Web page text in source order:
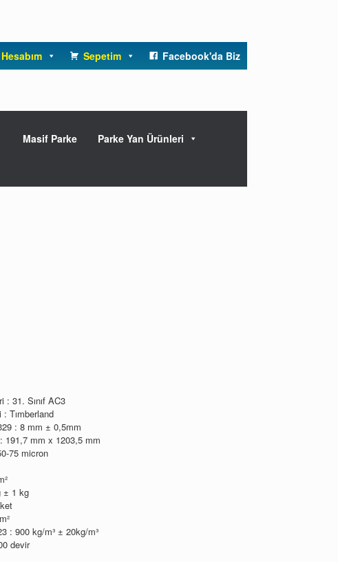
Hesabım Sepetim Facebook'da Biz
Masif Parke
Parke Yan Ürünleri
: 31. Sınıf AC3
Tımberland
: 8 mm ± 0,5mm
191,7 mm x 1203,5 mm
75 micron
± 1 kg
: 900 kg/m³ ± 20kg/m³
devir